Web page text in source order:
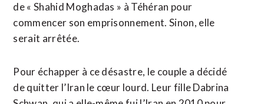
de « Shahid Moghadas » à Téhéran pour
commencer son emprisonnement. Sinon, elle
serait arrêtée.
Pour échapper à ce désastre, le couple a décidé
de quitter l’Iran le cœur lourd. Leur fille Dabrina